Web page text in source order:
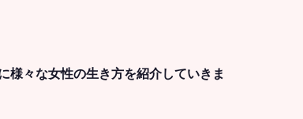
様々な女性の生き方を紹介していきま